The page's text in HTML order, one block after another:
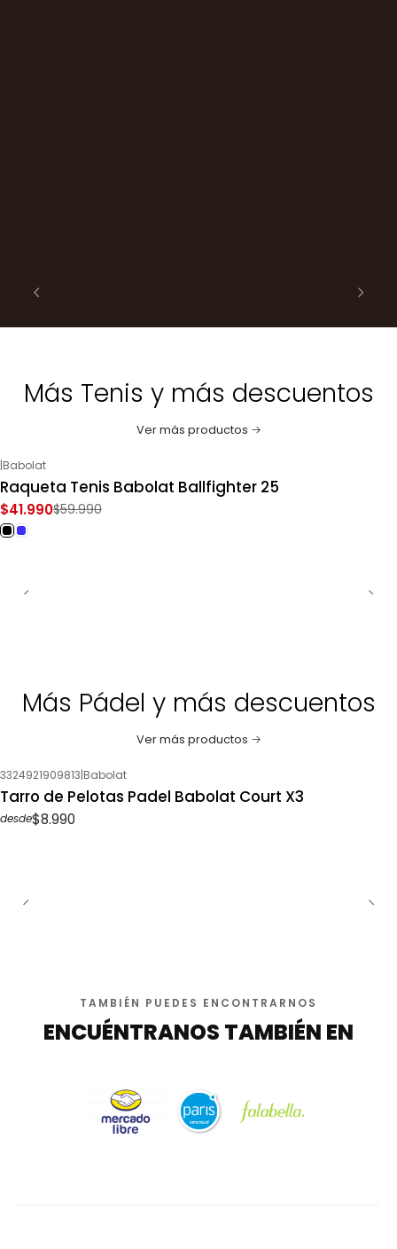
Más Tenis y más descuentos
Ver más productos
-30%OFF
|Babolat
Raqueta Tenis Babolat Ballfighter 25
$41.990$59.990
Más Pádel y más descuentos
Ver más productos
3324921909813|Babolat
Tarro de Pelotas Padel Babolat Court X3
desde$8.990
TAMBIÉN PUEDES ENCONTRARNOS
ENCUÉNTRANOS TAMBIÉN EN